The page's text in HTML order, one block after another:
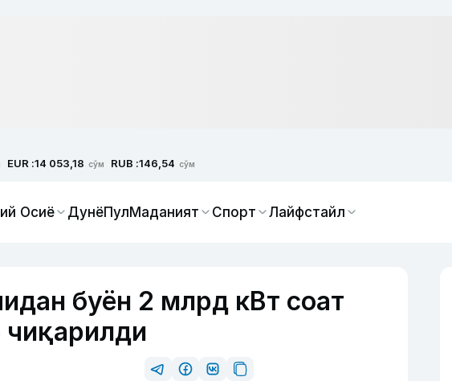
EUR :14 053,18 сўм RUB :146,54 сўм
Осиё ДунёПулМаданият Спорт Лайфстайл
буён 2 млрд кВт соат
чиқарилди